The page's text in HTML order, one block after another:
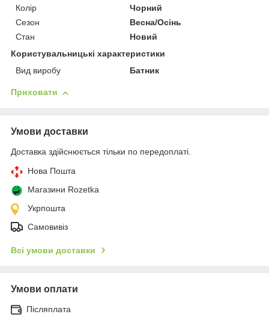
Колір
Чорний
Сезон
Весна/Осінь
Стан
Новий
Користувальницькі характеристики
Вид виробу
Батник
Приховати
Умови доставки
Доставка здійснюється тільки по передоплаті.
Нова Пошта
Магазини Rozetka
Укрпошта
Самовивіз
Всі умови доставки
Умови оплати
Післяплата